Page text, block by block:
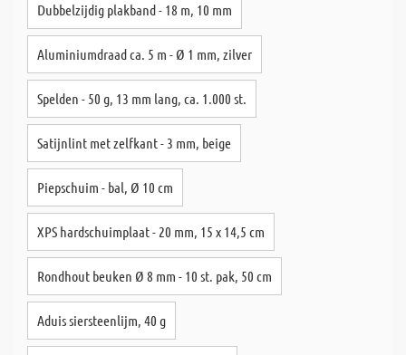
Dubbelzijdig plakband - 18 m, 10 mm
Aluminiumdraad ca. 5 m - Ø 1 mm, zilver
Spelden - 50 g, 13 mm lang, ca. 1.000 st.
Satijnlint met zelfkant - 3 mm, beige
Piepschuim - bal, Ø 10 cm
XPS hardschuimplaat - 20 mm, 15 x 14,5 cm
Rondhout beuken Ø 8 mm - 10 st. pak, 50 cm
Aduis siersteenlijm, 40 g